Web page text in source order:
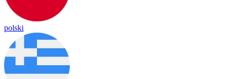
polski